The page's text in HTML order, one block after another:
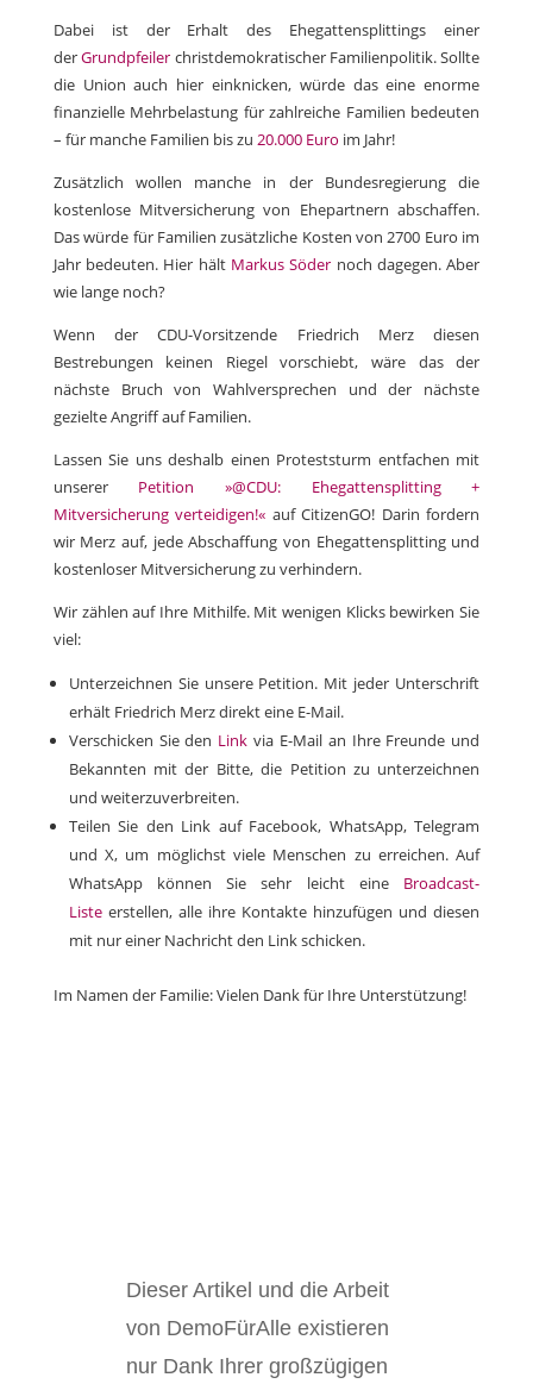
Dabei ist der Erhalt des Ehegattensplittings einer
derGrundpfeiler christdemokratischer Familienpolitik. Sollte
die Union auch hier einknicken, würde das eine enorme
finanzielle Mehrbelastung für zahlreiche Familien bedeuten
– für manche Familien bis zu 20.000 Euro im Jahr!
Zusätzlich wollen manche in der Bundesregierung die
kostenlose Mitversicherung von Ehepartnern abschaffen.
Das würde für Familien zusätzliche Kosten von 2700 Euro im
Jahr bedeuten. Hier hält Markus Söder noch dagegen. Aber
wie lange noch?
Wenn der CDU-Vorsitzende Friedrich Merz diesen
Bestrebungen keinen Riegel vorschiebt, wäre das der
nächste Bruch von Wahlversprechen und der nächste
gezielte Angriff auf Familien.
Lassen Sie uns deshalb einen Proteststurm entfachen mit
unserer Petition »@CDU: Ehegattensplitting +
Mitversicherung verteidigen!« auf CitizenGO! Darin fordern
wir Merz auf, jede Abschaffung von Ehegattensplitting und
kostenloser Mitversicherung zu verhindern.
Wir zählen auf Ihre Mithilfe. Mit wenigen Klicks bewirken Sie
viel:
Unterzeichnen Sie unsere Petition. Mit jeder Unterschrift
erhält Friedrich Merz direkt eine E-Mail.
Verschicken Sie den Link via E-Mail an Ihre Freunde und
Bekannten mit der Bitte, die Petition zu unterzeichnen
und weiterzuverbreiten.
Teilen Sie den Link auf Facebook, WhatsApp, Telegram
und X, um möglichst viele Menschen zu erreichen. Auf
WhatsApp können Sie sehr leicht eine Broadcast-
Listeerstellen, alle ihre Kontakte hinzufügen und diesen
mit nur einer Nachricht den Link schicken.
Im Namen der Familie: Vielen Dank für Ihre Unterstützung!
Dieser Artikel und die Arbeit
von DemoFürAlle existieren
nur Dank Ihrer großzügigen